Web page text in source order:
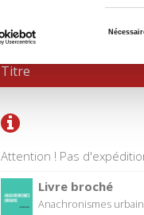
PANIER
Attention ! Pas
Titre
Livre broché
Anachronismes